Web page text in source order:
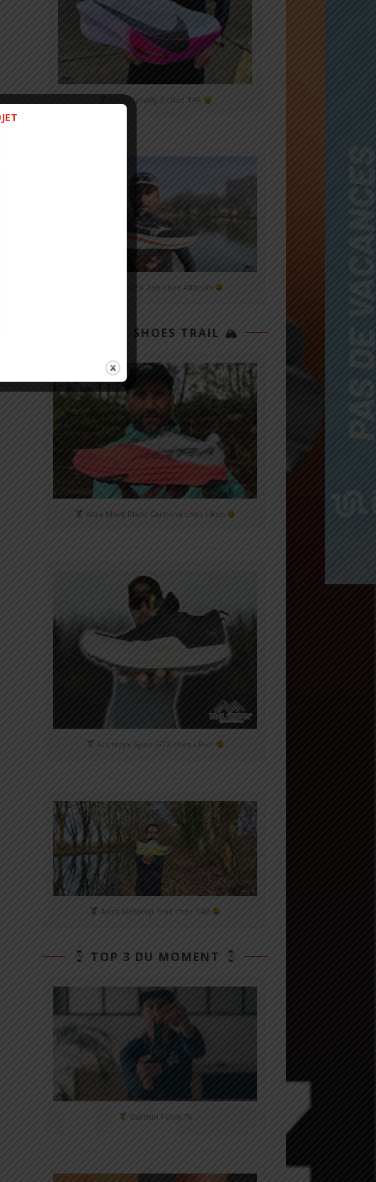
Nike Alphafly 3 chez T4R
Mizuno Neo Zen chez Alltricks
TOP 3 SHOES TRAIL 🏔
Altra Mont Blanc Carbone chez i-Run
Arc'teryx Sylan GTX chez i-Run
Asics MetaFuji Trail chez T4R
TOP 3 DU MOMENT
Garmin Fénix 7X